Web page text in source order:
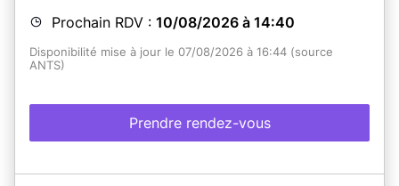
Prochain RDV : 10/08/2026 à 14:40
Disponibilité mise à jour le 07/08/2026 à 16:44 (source
ANTS)
Prendre rendez-vous